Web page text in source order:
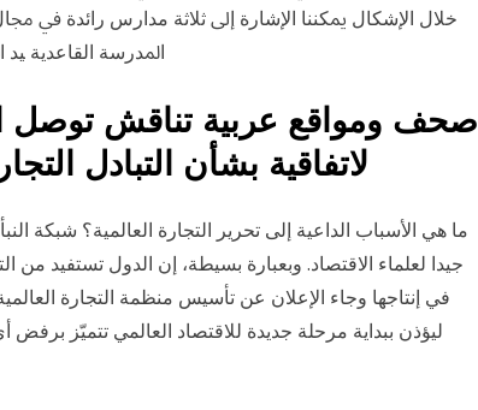
ﺧﻼﻝ ﺍﻹﺷﻜﺎﻝ ﳝﻜﻨﻨﺎ ﺍﻹﺷﺎﺭﺓ ﺇﱃ ﺛﻼﺛﺔ ﻣﺪﺍﺭﺱ ﺭﺍﺋﺪﺓ ﰲ
ﺍﳌﺪﺭﺳﺔ ﺍﻟﻘﺎﻋﺪﻳﺔ
صحف ومواقع عربية تناقش توصل
لاتفاقية بشأن التبادل
ما هي الأسباب الداعية إلى تحرير التجارة العالمية؟ شبكة
جيدا لعلماء الاقتصاد. وبعبارة بسيطة، إن الدول تستفيد
ليؤذن ببداية مرحلة جديدة للاقتصاد العالمي تتميّز برفض